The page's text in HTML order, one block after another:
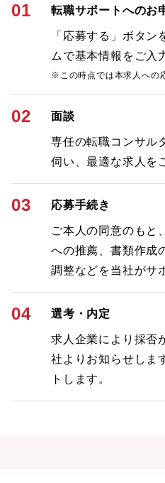
01 転職サポートへのお
「応募する」ボタ
ムで基本情報をご入
※この時点では本求人への
02 面談
専任の転職コンサル
伺い、最適な求人を
03 応募手続き
ご本人の同意のもと
への推薦、書類作成
調整などを当社がサ
04 選考・内定
求人企業により採否
社よりお知らせしま
トします。